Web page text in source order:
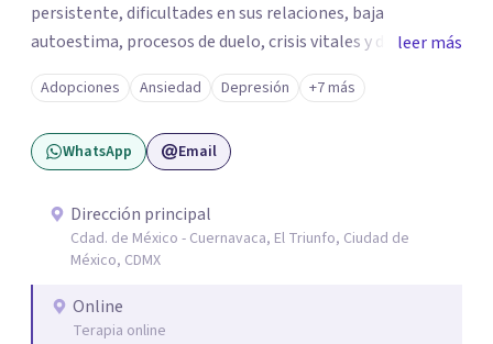
persistente, dificultades en sus relaciones, baja
autoestima, procesos de duelo, crisis vitales y desafíos
relacionados con la adaptación a nuevas etapas de la vida.
Mi enfoque se basa en la escucha empática, el respeto por
la historia de cada persona y el trabajo conjunto para
desarrollar herramientas que favorezcan el bienestar
que buscar ayuda psicológica es un acto de valentía y
autocuidado. Mi objetivo es acompañarte para que puedas
comprender mejor lo que estás viviendo, fortalecer tus
recursos personales y construir una vida más plena y
congruente con tus necesidades y valores.
leer más
Adopciones Ansiedad Depresión +7 más
WhatsApp Email
Dirección principal
Cdad. de México - Cuernavaca, El Triunfo, Ciudad de
México, CDMX
Online
Terapia online